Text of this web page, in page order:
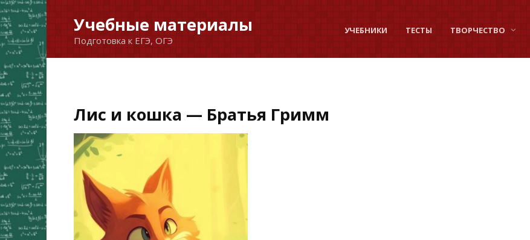
Перейти
к
содержанию
Учебные материалы
Подготовка к ЕГЭ, ОГЭ
УЧЕБНИКИ ТЕСТЫ ТВОРЧЕСТВО
Лис и кошка — Братья Гримм